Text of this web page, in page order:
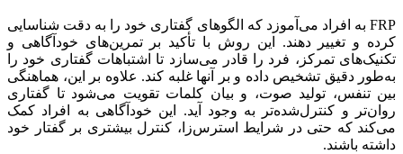
FRP به افراد می‌آموزد که الگوهای گفتاری خود را به دقت شناسایی
کرده و تغییر دهند. این روش با تأکید بر تمرین‌های خودآگاهی و
تکنیک‌های تمرکز، فرد را قادر می‌سازد تا اشتباهات گفتاری خود را
به‌طور دقیق تشخیص داده و بر آنها غلبه کند. علاوه بر این، هماهنگی
بین تنفس، تولید صوت، و بیان کلمات تقویت می‌شود تا گفتاری
روان‌تر و کنترل‌شده‌تر به وجود آید. این خودآگاهی به افراد کمک
می‌کند که حتی در شرایط استرس‌زا، کنترل بیشتری بر گفتار خود
داشته باشند.